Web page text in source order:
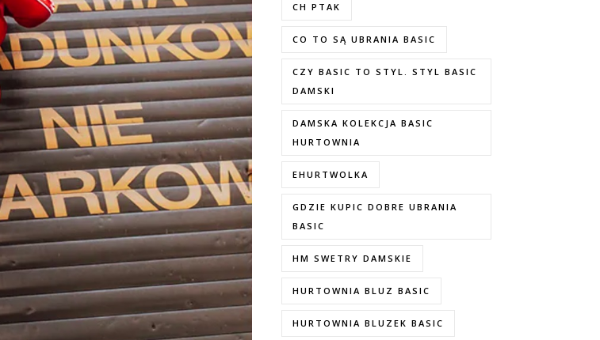
CH PTAK
CO TO SĄ UBRANIA BASIC
CZY BASIC TO STYL. STYL BASIC
DAMSKI
DAMSKA KOLEKCJA BASIC
HURTOWNIA
EHURTWOLKA
GDZIE KUPIC DOBRE UBRANIA
BASIC
HM SWETRY DAMSKIE
HURTOWNIA BLUZ BASIC
HURTOWNIA BLUZEK BASIC